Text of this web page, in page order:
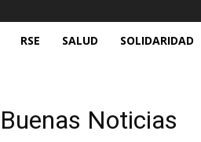
RSE SALUD SOLIDARIDAD
Noticias